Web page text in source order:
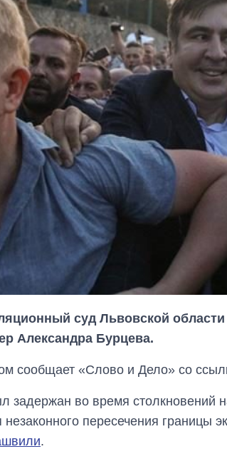
суд Львовской
Александра Бурцева.
сообщает «Слово и Дело» со
задержан во время столкновений
незаконного пересечения границы
.